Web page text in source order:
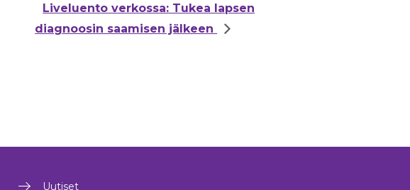
Liveluento verkossa: Tukea lapsen
diagnoosin saamisen jälkeen
Uutiset